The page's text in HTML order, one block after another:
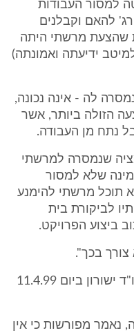
למסור העבודות
להאם וקבלנים
שהצעת מרשתי היתה
ידיעתה ואמונתה)
לה - אינה נכונה,
הזולה ביותר, אשר
נתח מן העבודה.
שנמסרה למרשתי
שלא למסור
תוכל מרשתי להימנע
לביקורת בית
ביצוע הפרויקט.
בכך".
על מכתב זה ענתה עו"ד בהט לעו"ד ישורון ביום 11.4.99
נאמר מפורשות כי אין